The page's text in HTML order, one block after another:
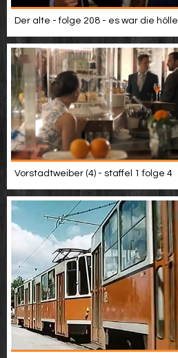
Der alte - folge 208 - es war die hölle
Vorstadtweiber (4) - staffel 1 folge 4